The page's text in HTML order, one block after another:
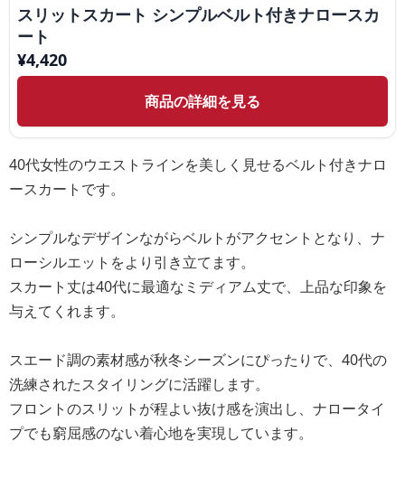
スリットスカート シンプルベルト付きナロースカ
ート
¥4,420
商品の詳細を見る
40代女性のウエストラインを美しく見せるベルト付きナロ
ースカートです。
シンプルなデザインながらベルトがアクセントとなり、ナ
ローシルエットをより引き立てます。
スカート丈は40代に最適なミディアム丈で、上品な印象を
与えてくれます。
スエード調の素材感が秋冬シーズンにぴったりで、40代の
洗練されたスタイリングに活躍します。
フロントのスリットが程よい抜け感を演出し、ナロータイ
プでも窮屈感のない着心地を実現しています。